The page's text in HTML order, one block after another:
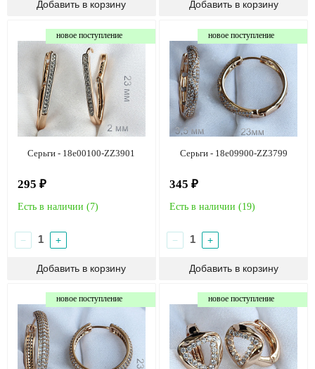
новое поступление
Серьги - 18e00100-ZZ3901
295 ₽
Есть в наличии (7)
− +
новое поступление
Серьги - 18e09900-ZZ3799
345 ₽
Есть в наличии (19)
− +
новое поступление новое поступление